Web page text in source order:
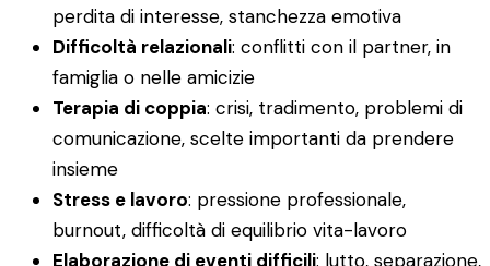
perdita di interesse, stanchezza emotiva
Difficoltà relazionali: conflitti con il partner, in
famiglia o nelle amicizie
Terapia di coppia: crisi, tradimento, problemi di
comunicazione, scelte importanti da prendere
insieme
Stress e lavoro: pressione professionale,
burnout, difficoltà di equilibrio vita-lavoro
Elaborazione di eventi difficili: lutto, separazione,